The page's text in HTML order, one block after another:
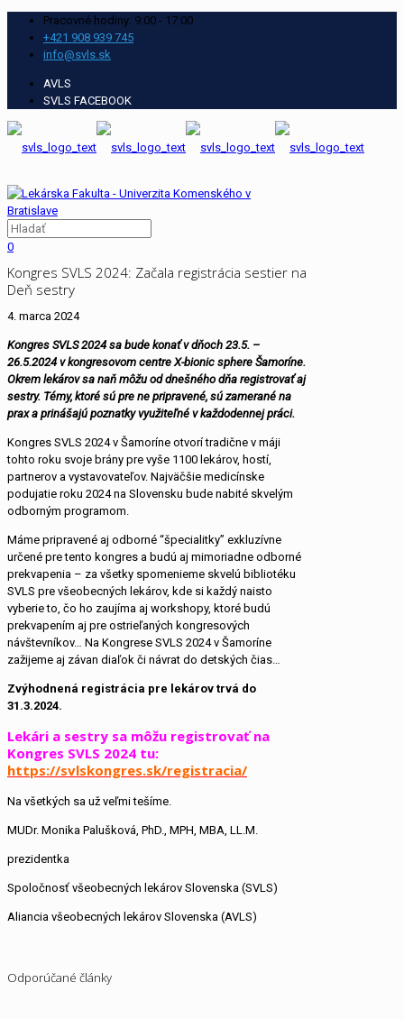
Pracovné hodiny: 9:00 - 17:00
+421 908 939 745
info@svls.sk
AVLS
SVLS FACEBOOK
0
Kongres SVLS 2024: Začala registrácia sestier na
Deň sestry
4. marca 2024
Kongres SVLS 2024 sa bude konať v dňoch 23.5. –
26.5.2024 v kongresovom centre X-bionic sphere Šamoríne.
Okrem lekárov sa naň môžu od dnešného dňa registrovať aj
sestry. Témy, ktoré sú pre ne pripravené, sú zamerané na
prax a prinášajú poznatky využiteľné v každodennej práci.
Kongres SVLS 2024 v Šamoríne otvorí tradične v máji
tohto roku svoje brány pre vyše 1100 lekárov, hostí,
partnerov a vystavovateľov. Najväčšie medicínske
podujatie roku 2024 na Slovensku bude nabité skvelým
odborným programom.
Máme pripravené aj odborné “špecialitky” exkluzívne
určené pre tento kongres a budú aj mimoriadne odborné
prekvapenia – za všetky spomenieme skvelú bibliotéku
SVLS pre všeobecných lekárov, kde si každý naisto
vyberie to, čo ho zaujíma aj workshopy, ktoré budú
prekvapením aj pre ostrieľaných kongresových
návštevníkov… Na Kongrese SVLS 2024 v Šamoríne
zažijeme aj závan diaľok či návrat do detských čias…
Zvýhodnená registrácia pre lekárov trvá do
31.3.2024.
Lekári a sestry sa môžu registrovať na
Kongres SVLS 2024 tu:
https://svlskongres.sk/registracia/
Na všetkých sa už veľmi tešíme.
MUDr. Monika Palušková, PhD., MPH, MBA, LL.M.
prezidentka
Spoločnosť všeobecných lekárov Slovenska (SVLS)
Aliancia všeobecných lekárov Slovenska (AVLS)
Odporúčané články